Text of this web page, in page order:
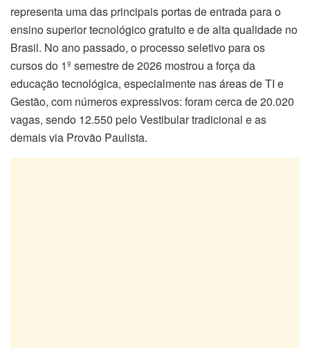
representa uma das principais portas de entrada para o
ensino superior tecnológico gratuito e de alta qualidade no
Brasil. No ano passado, o processo seletivo para os
cursos do 1º semestre de 2026 mostrou a força da
educação tecnológica, especialmente nas áreas de TI e
Gestão, com números expressivos: foram cerca de 20.020
vagas, sendo 12.550 pelo Vestibular tradicional e as
demais via Provão Paulista.